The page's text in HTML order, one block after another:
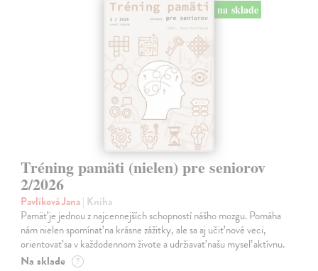
na sklade
Tréning pamäti (nielen) pre seniorov
2/2026
Pavlíková Jana| Kniha
Pamäť je jednou z najcennejších schopností nášho mozgu. Pomáha
nám nielen spomínať na krásne zážitky, ale sa aj učiť nové veci,
orientovať sa v každodennom živote a udržiavať našu myseľ aktívnu.
Na sklade ?